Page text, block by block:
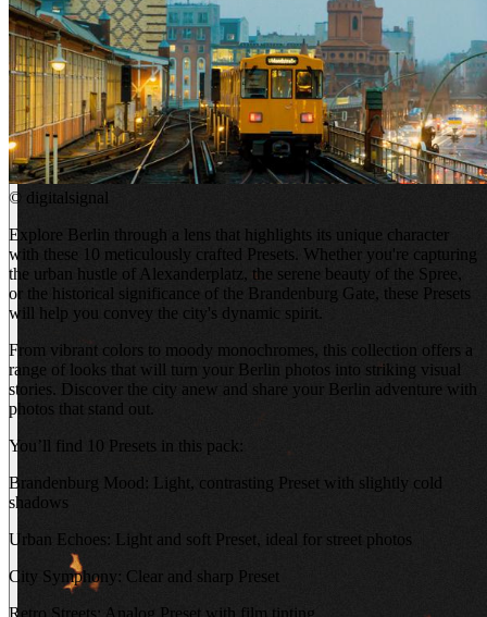
© digitalsignal
Explore Berlin through a lens that highlights its unique character
with these 10 meticulously crafted Presets. Whether you're capturing
the urban hustle of Alexanderplatz, the serene beauty of the Spree,
or the historical significance of the Brandenburg Gate, these Presets
will help you convey the city's dynamic spirit.
From vibrant colors to moody monochromes, this collection offers a
range of looks that will turn your Berlin photos into striking visual
stories. Discover the city anew and share your Berlin adventure with
photos that stand out.
You’ll find 10 Presets in this pack:
Brandenburg Mood: Light, contrasting Preset with slightly cold
shadows
Urban Echoes: Light and soft Preset, ideal for street photos
City Symphony: Clear and sharp Preset
Retro Streets: Analog Preset with film tinting